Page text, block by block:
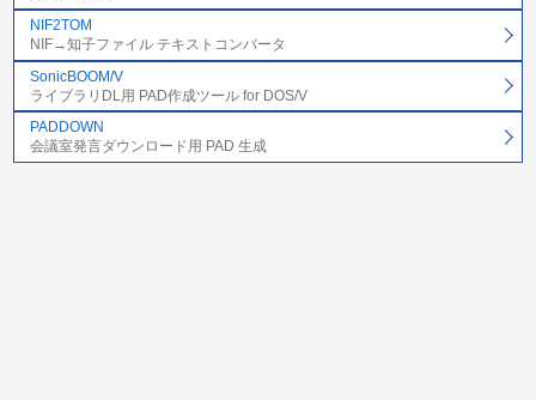
NIF2TOM
NIF→知子ファイル テキストコンバータ
SonicBOOM/V
ライブラリDL用 PAD作成ツール for DOS/V
PADDOWN
会議室発言ダウンロード用 PAD 生成